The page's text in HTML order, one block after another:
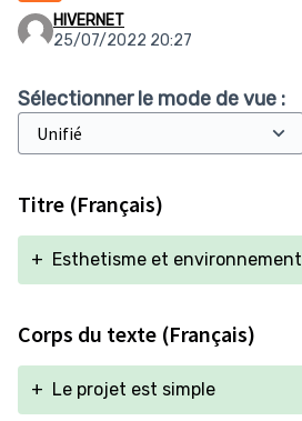
HIVERNET
25/07/2022 20:27
Sélectionner le mode de vue :
Titre (Français)
+ Esthetisme et environnement
Corps du texte (Français)
+ Le projet est simple